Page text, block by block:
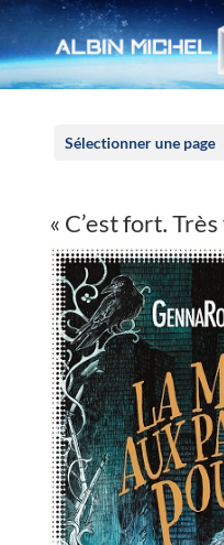
Sélectionner une page
« C’est fort.
Panneau de gestion des